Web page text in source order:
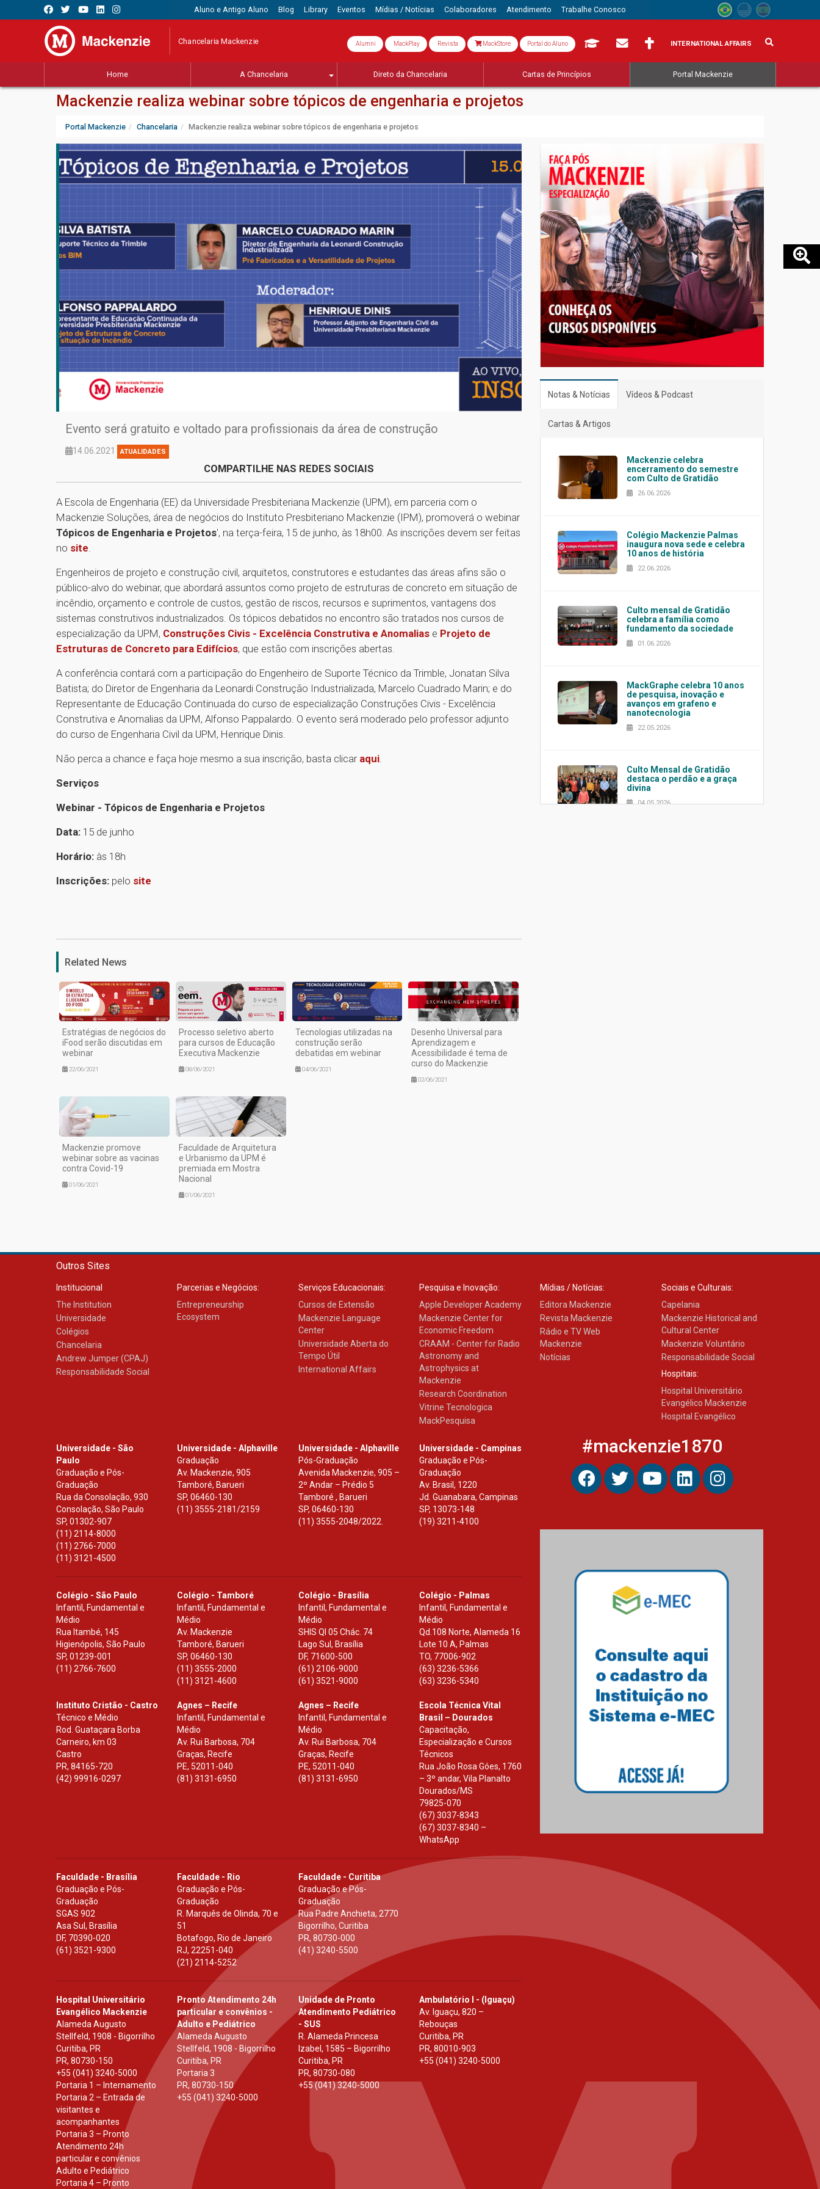
Aluno e Antigo Aluno Blog Library Eventos Mídias / Notícias Colaboradores Atendimento Trabalhe Conosco
Chancelaria Mackenzie Alumni MackPlay Revista MackStore Portal do Aluno INTERNATIONAL AFFAIRS
Home A Chancelaria Direto da Chancelaria Cartas de Princípios Portal Mackenzie
Mackenzie realiza webinar sobre tópicos de engenharia e projetos
Portal Mackenzie Chancelaria Mackenzie realiza webinar sobre tópicos de engenharia e projetos
Evento será gratuito e voltado para profissionais da área de construção
14.06.2021 ATUALIDADES
COMPARTILHE NAS REDES SOCIAIS
A Escola de Engenharia (EE) da Universidade Presbiteriana Mackenzie (UPM), em parceria com o
Mackenzie Soluções, área de negócios do Instituto Presbiteriano Mackenzie (IPM), promoverá o webinar
Tópicos de Engenharia e Projetos', na terça-feira, 15 de junho, às 18h00. As inscrições devem ser feitas
no site
Engenheiros de projeto e construção civil, arquitetos, construtores e estudantes das áreas afins são o
público-alvo do webinar, que abordará assuntos como projeto de estruturas de concreto em situação de
incêndio, orçamento e controle de custos, gestão de riscos, recursos e suprimentos, vantagens dos
sistemas construtivos industrializados. Os tópicos debatidos no encontro são tratados nos cursos de
especialização da UPM, Construções Civis - Excelência Construtiva e Anomalias e Projeto de
Estruturas de Concreto para Edifícios, que estão com inscrições abertas.
A conferência contará com a participação do Engenheiro de Suporte Técnico da Trimble, Jonatan Silva
Batista; do Diretor de Engenharia da Leonardi Construção Industrializada, Marcelo Cuadrado Marin; e do
Representante de Educação Continuada do curso de especialização Construções Civis - Excelência
Construtiva e Anomalias da UPM, Alfonso Pappalardo. O evento será moderado pelo professor adjunto
do curso de Engenharia Civil da UPM, Henrique Dinis.
Não perca a chance e faça hoje mesmo a sua inscrição, basta clicar aqui
Serviços
Webinar - Tópicos de Engenharia e Projetos
Data: 15 de junho
Horário: às 18h
Inscrições: pelo site
Related News
Estratégias de negócios do
iFood serão discutidas em
webinar
22/06/2021
Processo seletivo aberto
para cursos de Educação
Executiva Mackenzie
08/06/2021
Tecnologias utilizadas na
construção serão
debatidas em webinar
04/06/2021
Desenho Universal para
Aprendizagem e
Acessibilidade é tema de
curso do Mackenzie
02/06/2021
Mackenzie promove
webinar sobre as vacinas
contra Covid-19
01/06/2021
Faculdade de Arquitetura
e Urbanismo da UPM é
premiada em Mostra
Nacional
01/06/2021
Notas & Notícias Vídeos & Podcast
Cartas & Artigos
Mackenzie celebra
encerramento do semestre
com Culto de Gratidão
26.06.2026
Colégio Mackenzie Palmas
inaugura nova sede e celebra
10 anos de história
22.06.2026
Culto mensal de Gratidão
celebra a família como
fundamento da sociedade
01.06.2026
MackGraphe celebra 10 anos
de pesquisa, inovação e
avanços em grafeno e
nanotecnologia
22.05.2026
Culto Mensal de Gratidão
destaca o perdão e a graça
divina
04.05.2026
Outros Sites
Institucional
The Institution
Universidade
Colégios
Chancelaria
Andrew Jumper (CPAJ)
Responsabilidade Social
Parcerias e Negócios:
Entrepreneurship
Ecosystem
Serviços Educacionais:
Cursos de Extensão
Mackenzie Language
Center
Universidade Aberta do
Tempo Útil
International Affairs
Pesquisa e Inovação:
Apple Developer Academy
Mackenzie Center for
Economic Freedom
CRAAM - Center for Radio
Astronomy and
Astrophysics at
Mackenzie
Research Coordination
Vitrine Tecnologica
MackPesquisa
Mídias / Notícias:
Editora Mackenzie
Revista Mackenzie
Rádio e TV Web
Mackenzie
Notícias
Sociais e Culturais:
Capelania
Mackenzie Historical and
Cultural Center
Mackenzie Voluntário
Responsabilidade Social
Hospitais:
Hospital Universitário
Evangélico Mackenzie
Hospital Evangélico
Universidade - São
Paulo
Graduação e Pós-
Graduação
Rua da Consolação, 930
Consolação, São Paulo
SP, 01302-907
(11) 2114-8000
(11) 2766-7000
(11) 3121-4500
Universidade - Alphaville
Graduação
Av. Mackenzie, 905
Tamboré, Barueri
SP,06460-130
(11) 3555-2181/2159
Universidade - Alphaville
Pós-Graduação
Avenida Mackenzie, 905 –
2º Andar – Prédio 5
Tamboré , Barueri
SP, 06460-130
(11) 3555-2048/2022.
Universidade - Campinas
Graduação e Pós-
Graduação
Av. Brasil, 1220
Jd. Guanabara, Campinas
SP, 13073-148
(19) 3211-4100
Colégio - São Paulo
Infantil, Fundamental e
Médio
Rua Itambé, 145
Higienópolis, São Paulo
SP, 01239-001
(11) 2766-7600
Colégio - Tamboré
Infantil, Fundamental e
Médio
Av. Mackenzie
Tamboré, Barueri
SP,06460-130
(11) 3555-2000
(11) 3121-4600
Colégio - Brasília
Infantil, Fundamental e
Médio
SHIS Ql 05 Chác. 74
Lago Sul, Brasília
DF, 71600-500
(61) 2106-9000
(61) 3521-9000
Colégio - Palmas
Infantil, Fundamental e
Médio
Qd.108 Norte, Alameda 16
Lote 10 A, Palmas
TO, 77006-902
(63) 3236-5366
(63) 3236-5340
Instituto Cristão - Castro
Técnico e Médio
Rod. Guataçara Borba
Carneiro, km 03
Castro
PR, 84165-720
(42) 99916-0297
Agnes – Recife
Infantil, Fundamental e
Médio
Av. Rui Barbosa, 704
Graças, Recife
PE, 52011-040
(81) 3131-6950
Agnes – Recife
Infantil, Fundamental e
Médio
Av. Rui Barbosa, 704
Graças, Recife
PE, 52011-040
(81) 3131-6950
Escola Técnica Vital
Brasil – Dourados
Capacitação,
Especialização e Cursos
Técnicos
Rua João Rosa Góes, 1760
– 3º andar, Vila Planalto
Dourados/MS
79825-070
(67) 3037-8343
(67) 3037-8340 –
WhatsApp
Faculdade - Brasília
Graduação e Pós-
Graduação
SGAS 902
Asa Sul, Brasília
DF, 70390-020
(61) 3521-9300
Faculdade - Rio
Graduação e Pós-
Graduação
R. Marquês de Olinda, 70 e
51
Botafogo, Rio de Janeiro
RJ,22251-040
(21) 2114-5252
Faculdade - Curitiba
Graduação e Pós-
Graduação
Rua Padre Anchieta, 2770
Bigorrilho, Curitiba
PR, 80730-000
(41) 3240-5500
Hospital Universitário
Evangélico Mackenzie
Alameda Augusto
Stellfeld, 1908 - Bigorrilho
Curitiba, PR
PR, 80730-150
+55 (041) 3240-5000
Portaria 1 – Internamento
Portaria 2 – Entrada de
visitantes e
acompanhantes
Portaria 3 – Pronto
Atendimento 24h
particular e convênios
Adulto e Pediátrico
Portaria 4 – Pronto
Pronto Atendimento 24h
particular e convênios -
Adulto e Pediátrico
Alameda Augusto
Stellfeld, 1908 - Bigorrilho
Curitiba, PR
Portaria 3
PR,80730-150
+55 (041) 3240-5000
Unidade de Pronto
Atendimento Pediátrico
- SUS
R. Alameda Princesa
Izabel, 1585 – Bigorrilho
Curitiba, PR
PR, 80730-080
+55 (041) 3240-5000
Ambulatório I - (Iguaçu)
Av. Iguaçu, 820 –
Rebouças
Curitiba, PR
PR, 80010-903
+55 (041) 3240-5000
#mackenzie1870